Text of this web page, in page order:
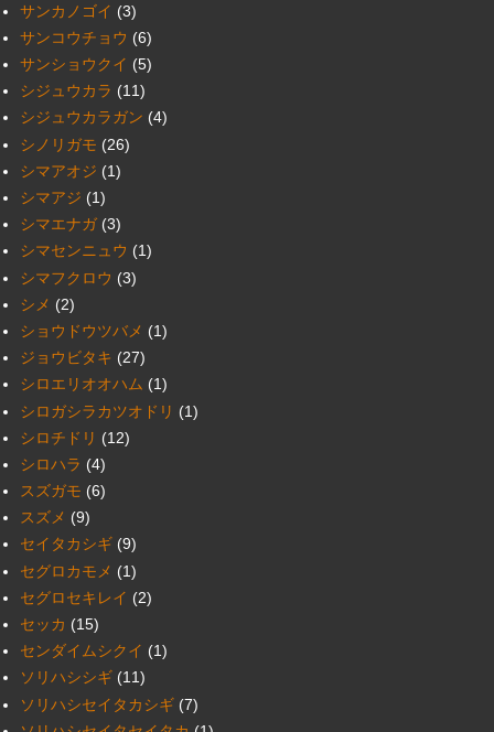
サンカノゴイ (3)
サンコウチョウ (6)
サンショウクイ (5)
シジュウカラ (11)
シジュウカラガン (4)
シノリガモ (26)
シマアオジ (1)
シマアジ (1)
シマエナガ (3)
シマセンニュウ (1)
シマフクロウ (3)
シメ (2)
ショウドウツバメ (1)
ジョウビタキ (27)
シロエリオオハム (1)
シロガシラカツオドリ (1)
シロチドリ (12)
シロハラ (4)
スズガモ (6)
スズメ (9)
セイタカシギ (9)
セグロカモメ (1)
セグロセキレイ (2)
セッカ (15)
センダイムシクイ (1)
ソリハシシギ (11)
ソリハシセイタカシギ (7)